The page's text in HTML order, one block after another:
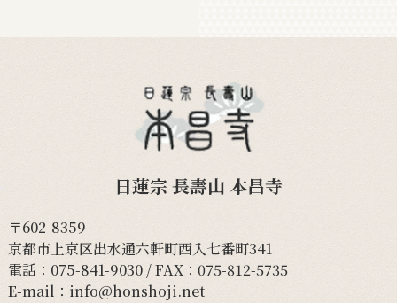
日蓮宗 長壽山 本昌寺
〒602-8359
京都市上京区出水通六軒町西入七番町341
電話： 075-841-9030/ FAX：075-812-5735
E-mail： info@honshoji.net